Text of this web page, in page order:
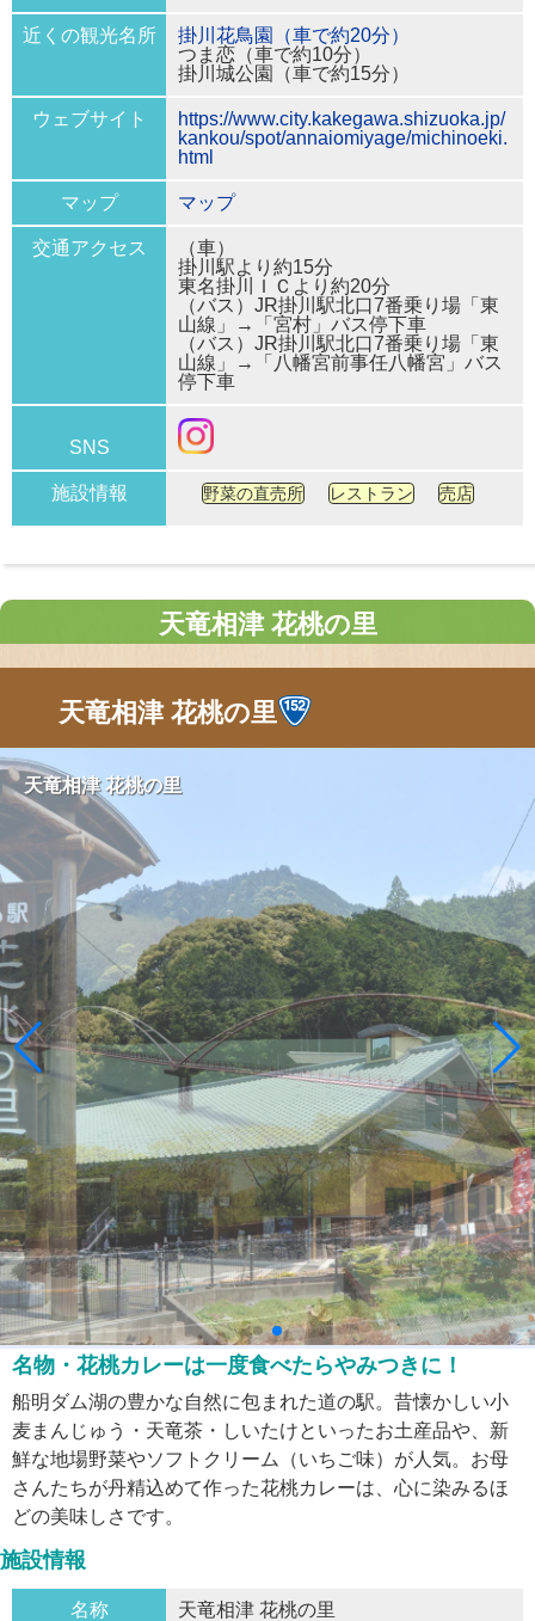
近くの観光名所
掛川花鳥園（車で約20分）
つま恋（車で約10分）
掛川城公園（車で約15分）
ウェブサイト
https://www.city.kakegawa.shizuoka.jp/
kankou/spot/annaiomiyage/michinoeki.
html
マップ マップ
交通アクセス
（車）
掛川駅より約15分
東名掛川ＩＣより約20分
（バス）JR掛川駅北口7番乗り場「東
山線」→「宮村」バス停下車
（バス）JR掛川駅北口7番乗り場「東
山線」→「八幡宮前事任八幡宮」バス
停下車
SNS
施設情報 野菜の直売所 レストラン 売店
天竜相津 花桃の里
天竜相津 花桃の里
天竜相津 花桃の里
名物・花桃カレーは一度食べたらやみつきに！
船明ダム湖の豊かな自然に包まれた道の駅。昔懐かしい小
麦まんじゅう・天竜茶・しいたけといったお土産品や、新
鮮な地場野菜やソフトクリーム（いちご味）が人気。お母
さんたちが丹精込めて作った花桃カレーは、心に染みるほ
どの美味しさです。
施設情報
名称 天竜相津 花桃の里